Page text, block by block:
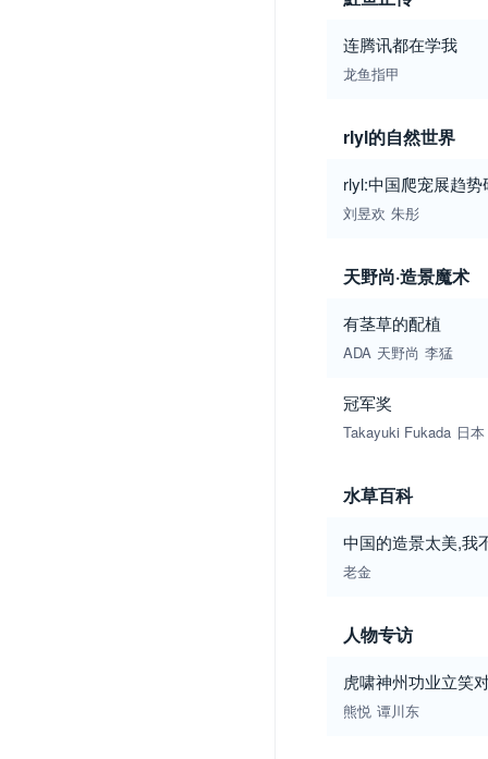
连腾讯都在学我
龙鱼指甲
rlyl的自然世界
rlyl:中国爬宠展趋
刘昱欢 朱彤
天野尚·造景魔术
有茎草的配植
ADA 天野尚 李猛
冠军奖
Takayuki Fukada 日本
水草百科
中国的造景太美,我
老金
人物专访
虎啸神州功业立笑
熊悦 谭川东